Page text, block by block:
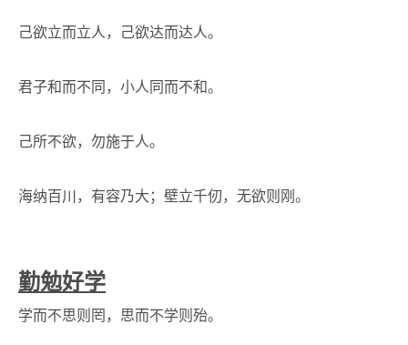
己欲立而立人，己欲达而达人。
君子和而不同，小人同而不和。
己所不欲，勿施于人。
海纳百川，有容乃大；壁立千仞，无欲则刚。
勤勉好学
学而不思则罔，思而不学则殆。